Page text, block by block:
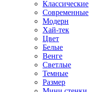
Классические
Современные
Модерн
Хай-тек
Цвет
Белые
Венге
Светлые
Темные
Размер